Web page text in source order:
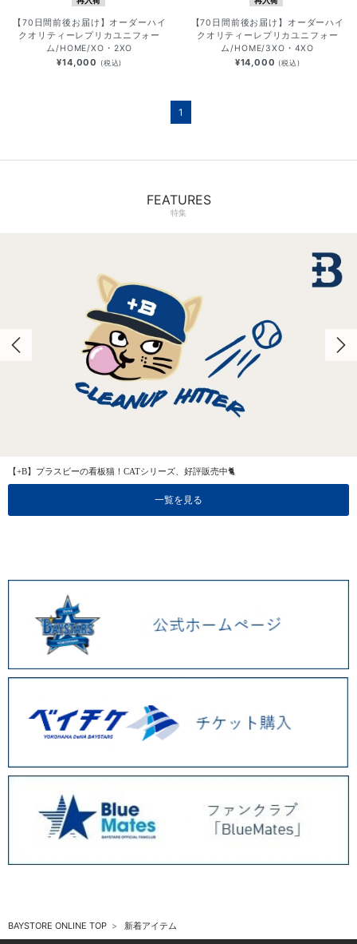
【70日間前後お届け】オーダーハイ
クオリティーレプリカユニフォー
ム/HOME/XO・2XO
¥14,000 (税込)
【70日間前後お届け】オーダーハイ
クオリティーレプリカユニフォー
ム/HOME/3XO・4XO
¥14,000 (税込)
1
FEATURES
特集
【+B】プラスビーの看板猫！CATシリーズ、好評販売中🐈
一覧を見る
BAYSTORE ONLINE TOP 新着アイテム